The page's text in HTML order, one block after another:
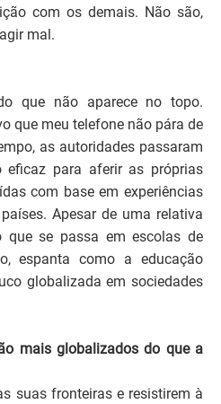
com os demais. Não são,
mal.
que não aparece no topo.
que meu telefone não pára de
as autoridades passaram
eficaz para aferir as próprias
com base em experiências
Apesar de uma relativa
que se passa em escolas de
espanta como a educação
globalizada em sociedades
mais globalizados do que a
suas fronteiras e resistirem à